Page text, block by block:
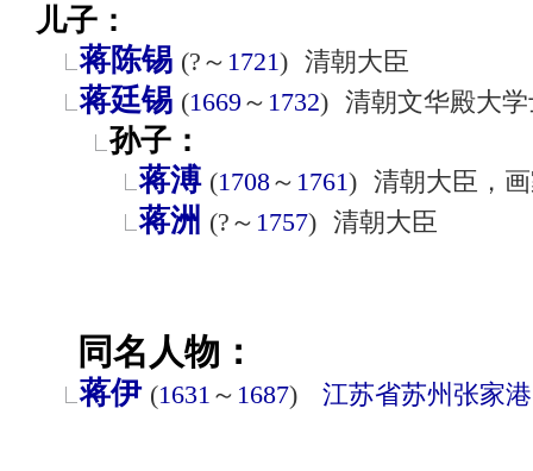
儿子：
蒋陈锡 (?～ 1721) 清朝大臣
蒋廷锡 (1669 ～ 1732) 清朝文华殿大
孙子：
蒋溥 (1708～ 1761) 清朝大臣，
蒋洲 (?～ 1757) 清朝大臣
同名人物：
蒋伊 (1631 ～ 1687) 江苏省苏州 张家港